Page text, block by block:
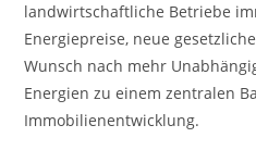
landwirtschaftliche Betriebe
Energiepreise, neue
Wunsch nach mehr
Energien zu einem zentralen
Immobilienentwicklung.